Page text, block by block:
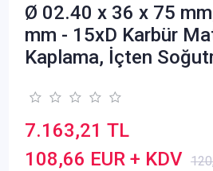
Ø 02.40 x 36 x 75
mm - 15xD Karbür
Kaplama, İçten
7.163,21 TL
108,66 EUR + KDV